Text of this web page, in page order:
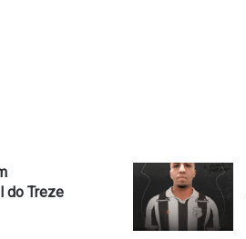
do Treze